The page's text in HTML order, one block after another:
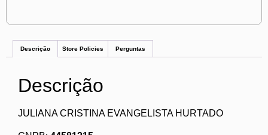
Descrição Store Policies Perguntas
Descrição
JULIANA CRISTINA EVANGELISTA HURTADO